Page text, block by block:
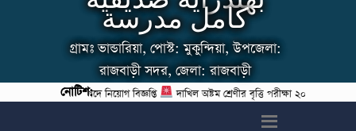
كامل مدرسة
গ্রামঃ ভান্ডারিয়া, পোস্ট: মুকুন্দিয়া, উপজেলা:
রাজবাড়ী সদর, জেলা: রাজবাড়ী
নোটিশ:
শিক্ষক (গণিত) পদে নিয়োগ বিজ্ঞপ্তি
দাখিল অষ্টম শ্রেণীর বৃত্তি পরীক্ষা ২০২৫ এর সময়সূচি